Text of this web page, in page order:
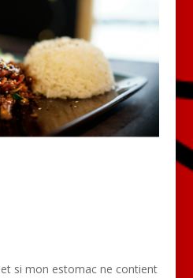
si mon estomac ne contient